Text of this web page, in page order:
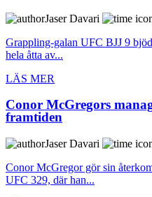
Jaser Davari
Grappling-galan UFC BJJ 9
hela åtta av...
LÄS MER
Conor McGregors
framtiden
Jaser Davari
Conor McGregor gör sin
UFC 329, där han...